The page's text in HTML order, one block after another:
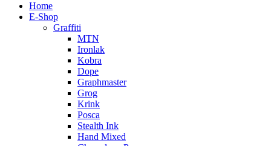
Home
E-Shop
Graffiti
MTN
Ironlak
Kobra
Dope
Graphmaster
Grog
Krink
Posca
Stealth Ink
Hand Mixed